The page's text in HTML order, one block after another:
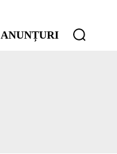
ANUNȚURI